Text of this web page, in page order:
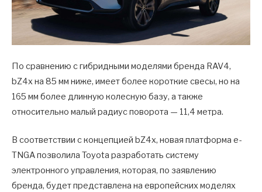
По сравнению с гибридными моделями бренда RAV4,
bZ4x на 85 мм ниже, имеет более короткие свесы, но на
165 мм более длинную колесную базу, а также
относительно малый радиус поворота — 11,4 метра.
В соответствии с концепцией bZ4x, новая платформа e-
TNGA позволила Toyota разработать систему
электронного управления, которая, по заявлению
бренда, будет представлена ​​на европейских моделях